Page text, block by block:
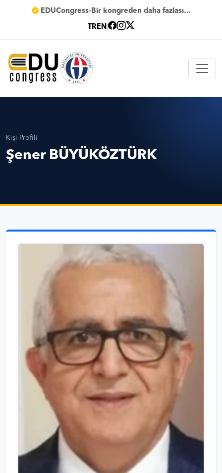
EDUCongress-Bir kongreden daha fazlası…
TREN
Kişi Profili
Şener BÜYÜKÖZTÜRK